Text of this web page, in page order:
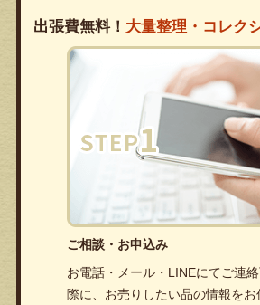
出張費無料！ 大量整理・コレク
ご相談・お申込み
お電話・メール・LINEにてご連
際に、お売りしたい品の情報をお